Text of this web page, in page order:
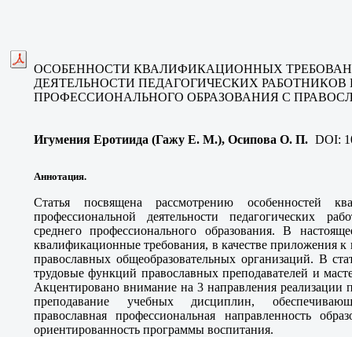
ОСОБЕННОСТИ КВАЛИФИКАЦИОННЫХ
ДЕЯТЕЛЬНОСТИ ПЕДАГОГИЧЕСКИХ РАБОТНИКОВ
ПРОФЕССИОНАЛЬНОГО ОБРАЗОВАНИЯ С
Игумения Еротиида (Гажу Е. М.), Осипова О. П. DOI:
Аннотация.
Статья посвящена рассмотрению особенностей
профессиональной деятельности педагогических
среднего профессионального образования. В
квалификационные требования, в качестве приложения к
православных общеобразовательных организаций. В
трудовые функций православных преподавателей и
Акцентировано внимание на 3 направления
преподавание учебных дисциплин,
православная профессиональная направленность
ориентированность программы воспитания.